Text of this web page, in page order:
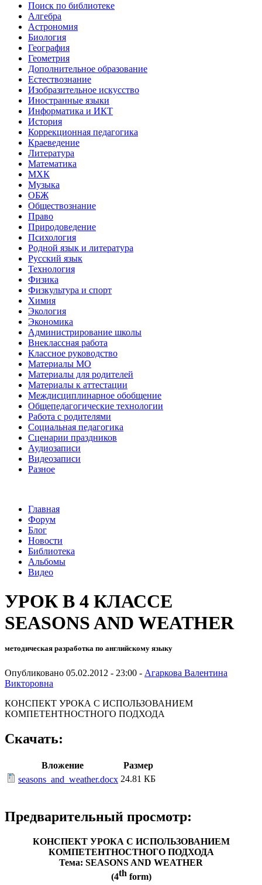
Поиск по библиотеке
Алгебра
Астрономия
Биология
География
Геометрия
Дополнительное образование
Естествознание
Изобразительное искусство
Иностранные языки
Информатика и ИКТ
История
Коррекционная педагогика
Краеведение
Литература
Математика
МХК
Музыка
ОБЖ
Обществознание
Право
Природоведение
Психология
Родной язык и литература
Русский язык
Технология
Физика
Физкультура и спорт
Химия
Экология
Экономика
Администрирование школы
Внеклассная работа
Классное руководство
Материалы МО
Материалы для родителей
Материалы к аттестации
Междисциплинарное обобщение
Общепедагогические технологии
Работа с родителями
Социальная педагогика
Сценарии праздников
Аудиозаписи
Видеозаписи
Разное
Главная
Форум
Блог
Новости
Библиотека
Альбомы
Видео
УРОК В 4 КЛАССЕ
SEASONS AND WEATHER
методическая разработка по английскому языку
Опубликовано 05.02.2012 - 23:00 - Агаркова Валентина
Викторовна
КОНСПЕКТ УРОКА C ИСПОЛЬЗОВАНИЕМ
КОМПЕТЕНТНОСТНОГО ПОДХОДА
Скачать:
Вложение
Размер
seasons_and_weather.docx 24.81 КБ
Предварительный просмотр:
КОНСПЕКТ УРОКА C ИСПОЛЬЗОВАНИЕМ
КОМПЕТЕНТНОСТНОГО ПОДХОДА
Тема: SEASONS AND WEATHER
(4thform)